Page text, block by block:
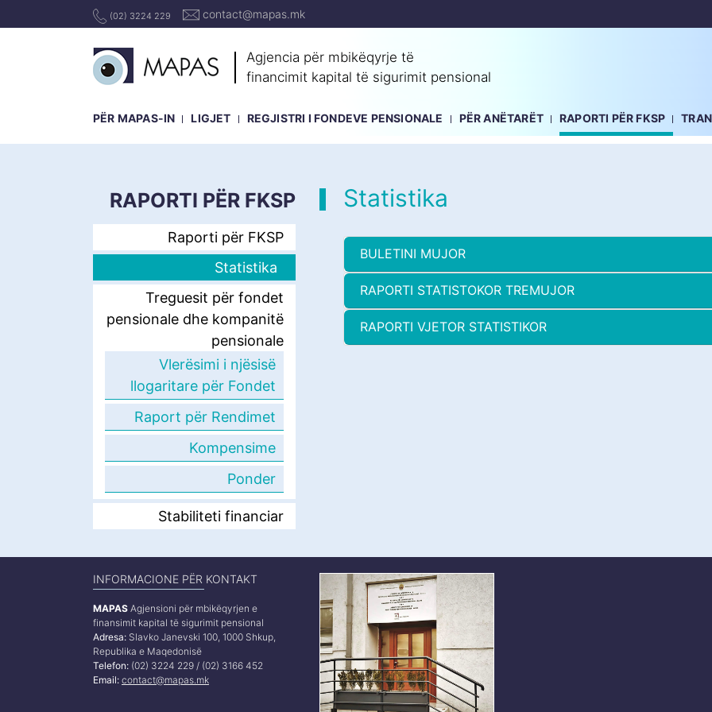
(02) 3224 229 contact@mapas.mk
Agjencia për mbikëqyrje të
financimit kapital të sigurimit pensional
PËR MAPAS-IN LIGJET REGJISTRI I FONDEVE PENSIONALE PËR ANËTARËT RAPORTI PËR FKSP
RAPORTI PËR FKSP
Raporti për FKSP
Statistika
Treguesit për fondet
pensionale dhe kompanitë
pensionale
Vlerësimi i njësisë
llogaritare për Fondet
Raport për Rendimet
Kompensime
Ponder
Stabiliteti financiar
Statistika
BULETINI MUJOR
RAPORTI STATISTOKOR TREMUJOR
RAPORTI VJETOR STATISTIKOR
INFORMACIONE PËR KONTAKT
MAPAS Agjensioni për mbikëqyrjen e
finansimit kapital të sigurimit pensional
Adresa: Slavko Janevski 100, 1000 Shkup,
Republika e Maqedonisë
Telefon: (02) 3224 229 / (02) 3166 452
Email: contact@mapas.mk